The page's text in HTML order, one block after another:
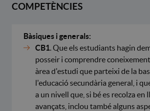
COMPETÈNCIES
Bàsiques i generals:
CB1 . Que els estudiants hagin
posseir i comprendre
àrea d'estudi que parteixi de la
l'educació secundària general, i
a un nivell que, si bé es recolza en
avançats, inclou també alguns